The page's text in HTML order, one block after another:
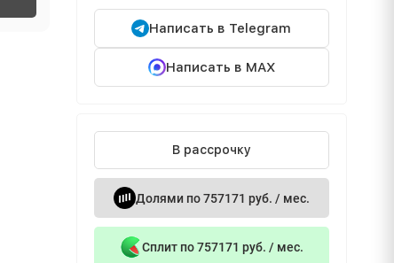
Написать в Telegram
Написать в MAX
В рассрочку
Долями по 757171 руб. / мес.
Сплит по 757171 руб. / мес.